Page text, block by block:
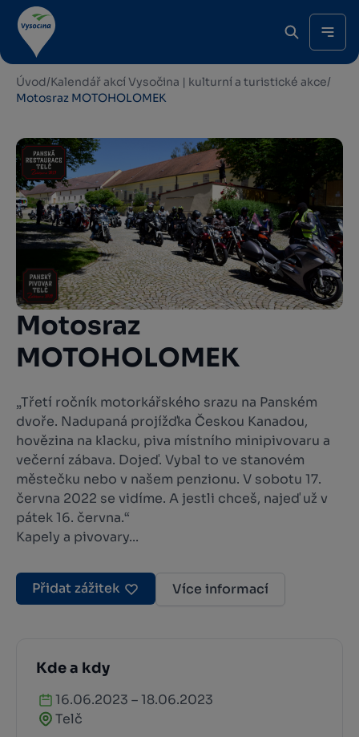
Úvod/Kalendář akcí Vysočina | kulturní a turistické akce/
Motosraz MOTOHOLOMEK
Motosraz
MOTOHOLOMEK
„Třetí ročník motorkářského srazu na Panském
dvoře. Nadupaná projížďka Českou Kanadou,
hovězina na klacku, piva místního minipivovaru a
večerní zábava. Dojeď. Vybal to ve stanovém
městečku nebo v našem penzionu. V sobotu 17.
června 2022 se vidíme. A jestli chceš, najeď už v
pátek 16. června.“
Kapely a pivovary...
Přidat zážitek Více informací
Kde a kdy
16.06.2023 – 18.06.2023
Telč